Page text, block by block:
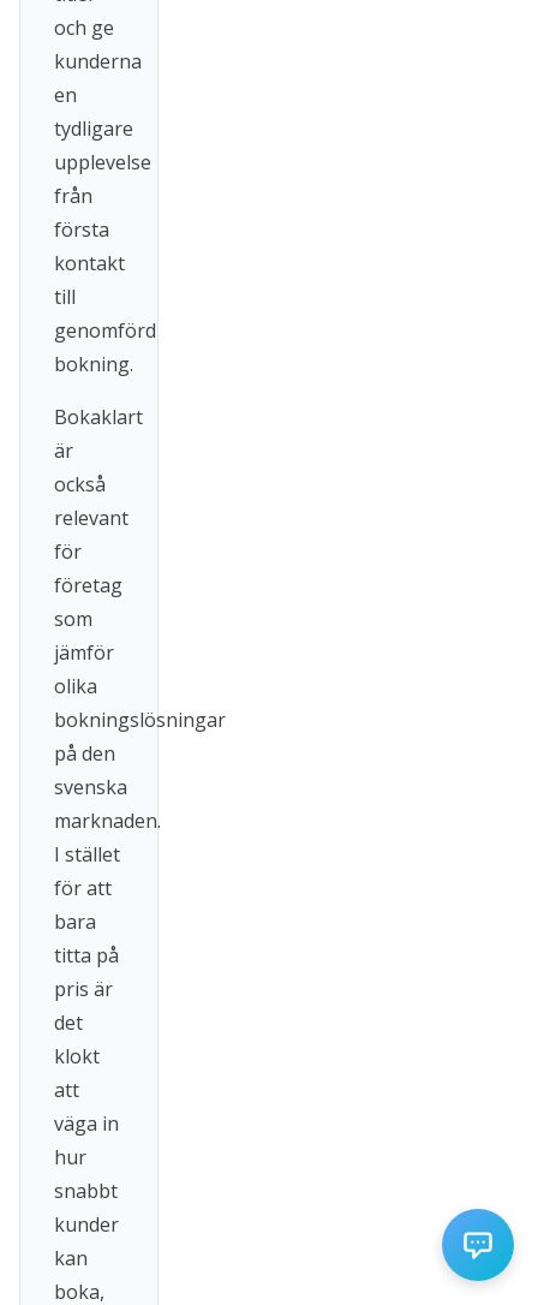
och ge
kunderna
en
tydligare
upplevelse
från
första
kontakt
till
genomförd
bokning.
Bokaklart
är
också
relevant
för
företag
som
jämför
olika
bokningslösningar
på den
svenska
marknaden.
I stället
för att
bara
titta på
pris är
det
klokt
att
väga in
hur
snabbt
kunder
kan
boka,